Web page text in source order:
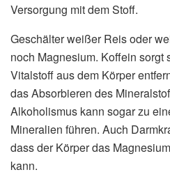
Versorgung mit dem Stoff.
Geschälter weißer Reis oder
noch Magnesium. Koffein sorgt
Vitalstoff aus dem Körper
das Absorbieren des
Alkoholismus kann sogar zu
Mineralien führen. Auch
dass der Körper das
kann.